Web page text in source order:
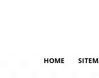
HOME